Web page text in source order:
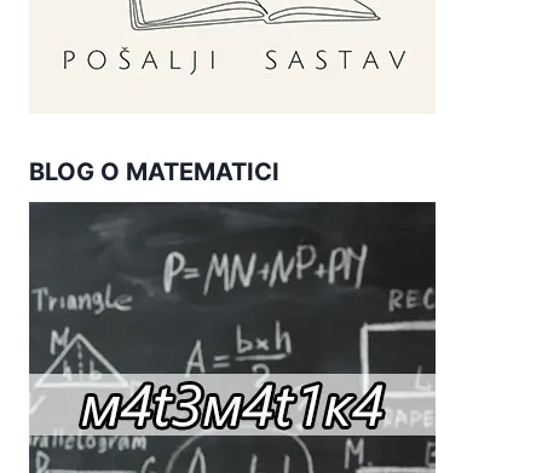
BLOG O MATEMATICI